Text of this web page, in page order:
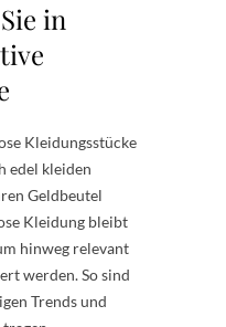
in
Kleidungsstücke
edel kleiden
Geldbeutel
Kleidung bleibt
hinweg relevant
werden. So sind
Trends und